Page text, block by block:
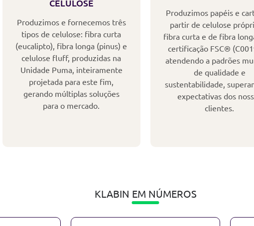
CELULOSE
Produzimos e fornecemos três
tipos de celulose: fibra curta
(eucalipto), fibra longa (pinus) e
celulose fluff, produzidas na
Unidade Puma, inteiramente
projetada para este fim,
gerando múltiplas soluções
para o mercado.
Produzimos papéis e
partir de celulose
fibra curta e de fibra
certificação FSC®
atendendo a padrões
de qualidade e
sustentabilidade,
expectativas dos
clientes.
KLABIN EM NÚMEROS